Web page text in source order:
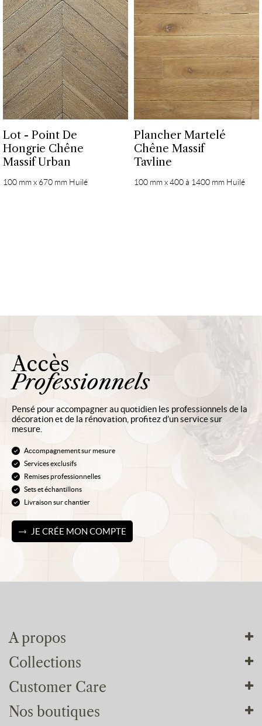
Lot - Point De
Hongrie Chêne
Massif Urban
100 mm x 670 mm Huilé
Plancher Martelé
Chêne Massif
Tavline
100 mm x 400 à 1400 mm Huilé
Accès
Professionnels
Pensé pour accompagner au quotidien les professionnels de la
décoration et de la rénovation, profitez d’un service sur
mesure.
Accompagnement sur mesure
Services exclusifs
Remises professionnelles
Sets et échantillons
Livraison sur chantier
JE CRÉE MON COMPTE
A propos
Tout sur nous
Nos ateliers
Nos engagements
Collections
Nos collections
Parquets
Customer Care
Conditions générales
Nos boutiques